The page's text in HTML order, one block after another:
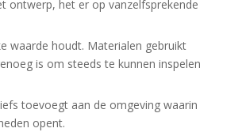
ontwerp, het er op vanzelfsprekende
waarde houdt. Materialen gebruikt
is om steeds te kunnen inspelen
toevoegt aan de omgeving waarin
opent.